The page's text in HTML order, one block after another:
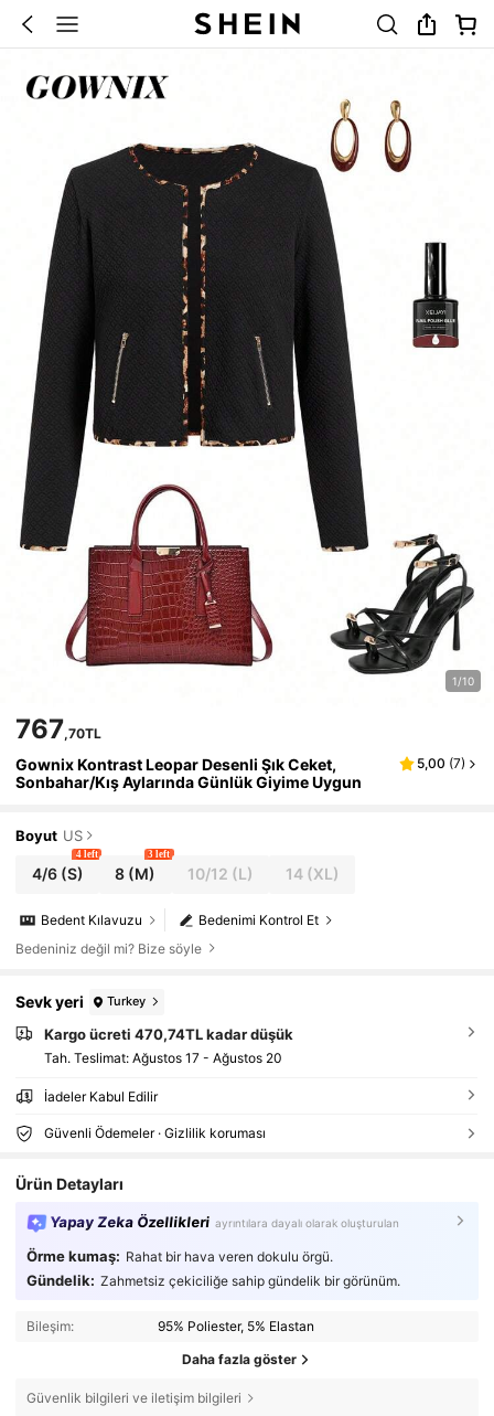
1/10
767,70TL
Gownix Kontrast Leopar Desenli Şık Ceket,
Sonbahar/Kış Aylarında Günlük Giyime Uygun
5,00 (7)
Boyut US
4/6(S)
4 left
8 (M)
3 left
10/12 (L) 14(XL)
Bedenimi Kontrol Et
Bedent Kılavuzu
Bedeniniz değil mi? Bize söyle
Sevk yeri Turkey
Kargo ücreti 470,74TL kadar düşük
Tah. Teslimat: Ağustos 17 - Ağustos 20
İadeler Kabul Edilir
Güvenli Ödemeler · Gizlilik koruması
Ürün Detayları
Yapay Zeka Özellikleri ayrıntılara dayalı olarak oluşturulan
Örme kumaş: Rahat bir hava veren dokulu örgü.
Gündelik: Zahmetsiz çekiciliğe sahip gündelik bir görünüm.
Bileşim: 95% Poliester, 5% Elastan
Daha fazla göster
Güvenlik bilgileri ve iletişim bilgileri